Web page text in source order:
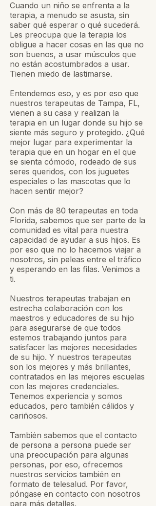
Cuando un niño se enfrenta a la
terapia, a menudo se asusta, sin
saber qué esperar o qué sucederá.
Les preocupa que la terapia los
obligue a hacer cosas en las que no
son buenos, a usar músculos que
no están acostumbrados a usar.
Tienen miedo de lastimarse.
Entendemos eso, y es por eso que
nuestros terapeutas de Tampa, FL,
vienen a su casa y realizan la
terapia en un lugar donde su hijo se
siente más seguro y protegido. ¿Qué
mejor lugar para experimentar la
terapia que en un hogar en el que
se sienta cómodo, rodeado de sus
seres queridos, con los juguetes
especiales o las mascotas que lo
hacen sentir mejor?
Con más de 80 terapeutas en toda
Florida, sabemos que ser parte de la
comunidad es vital para nuestra
capacidad de ayudar a sus hijos. Es
por eso que no lo hacemos viajar a
nosotros, sin peleas entre el tráfico
y esperando en las filas. Venimos a
ti.
Nuestros terapeutas trabajan en
estrecha colaboración con los
maestros y educadores de su hijo
para asegurarse de que todos
estemos trabajando juntos para
satisfacer las mejores necesidades
de su hijo. Y nuestros terapeutas
son los mejores y más brillantes,
contratados en las mejores escuelas
con las mejores credenciales.
Tenemos experiencia y somos
educados, pero también cálidos y
cariñosos.
También sabemos que el contacto
de persona a persona puede ser
una preocupación para algunas
personas, por eso, ofrecemos
nuestros servicios también en
formato de telesalud. Por favor,
póngase en contacto con nosotros
para más detalles.